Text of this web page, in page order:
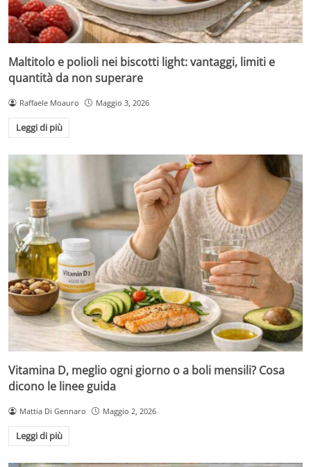
Maltitolo e polioli nei biscotti light: vantaggi, limiti e
quantità da non superare
Raffaele Moauro Maggio 3, 2026
Leggi di più
Vitamina D, meglio ogni giorno o a boli mensili? Cosa
dicono le linee guida
Mattia Di Gennaro Maggio 2, 2026
Leggi di più